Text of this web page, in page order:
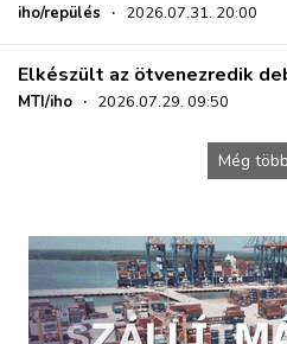
iho/repülés · 2026.07.31. 20:00
Elkészült az ötvenezredik
MTI/iho · 2026.07.29. 09:50
Még